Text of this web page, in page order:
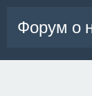
Форум о